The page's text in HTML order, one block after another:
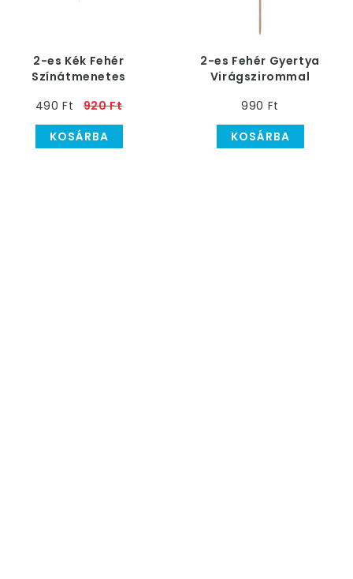
2-es Kék Fehér
Színátmenetes
Számgyertya
490 Ft
920 Ft
KOSÁRBA
2-es Fehér Gyertya
Virágszirommal
990 Ft
KOSÁRBA